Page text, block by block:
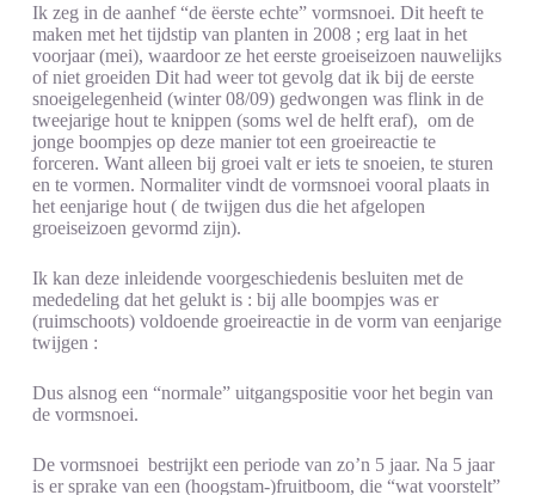
Ik zeg in de aanhef “de ëerste echte” vormsnoei. Dit heeft te
maken met het tijdstip van planten in 2008 ; erg laat in het
voorjaar (mei), waardoor ze het eerste groeiseizoen nauwelijks
of niet groeiden Dit had weer tot gevolg dat ik bij de eerste
snoeigelegenheid (winter 08/09) gedwongen was flink in de
tweejarige hout te knippen (soms wel de helft eraf), om de
jonge boompjes op deze manier tot een groeireactie te
forceren. Want alleen bij groei valt er iets te snoeien, te sturen
en te vormen. Normaliter vindt de vormsnoei vooral plaats in
het eenjarige hout ( de twijgen dus die het afgelopen
groeiseizoen gevormd zijn).
Ik kan deze inleidende voorgeschiedenis besluiten met de
mededeling dat het gelukt is : bij alle boompjes was er
(ruimschoots) voldoende groeireactie in de vorm van eenjarige
twijgen :
Dus alsnog een “normale” uitgangspositie voor het begin van
de vormsnoei.
De vormsnoei bestrijkt een periode van zo’n 5 jaar. Na 5 jaar
is er sprake van een (hoogstam-)fruitboom, die “wat voorstelt”